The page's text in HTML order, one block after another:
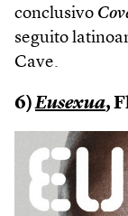
conclusivo
seguito
Cave.
6)Eusexua,